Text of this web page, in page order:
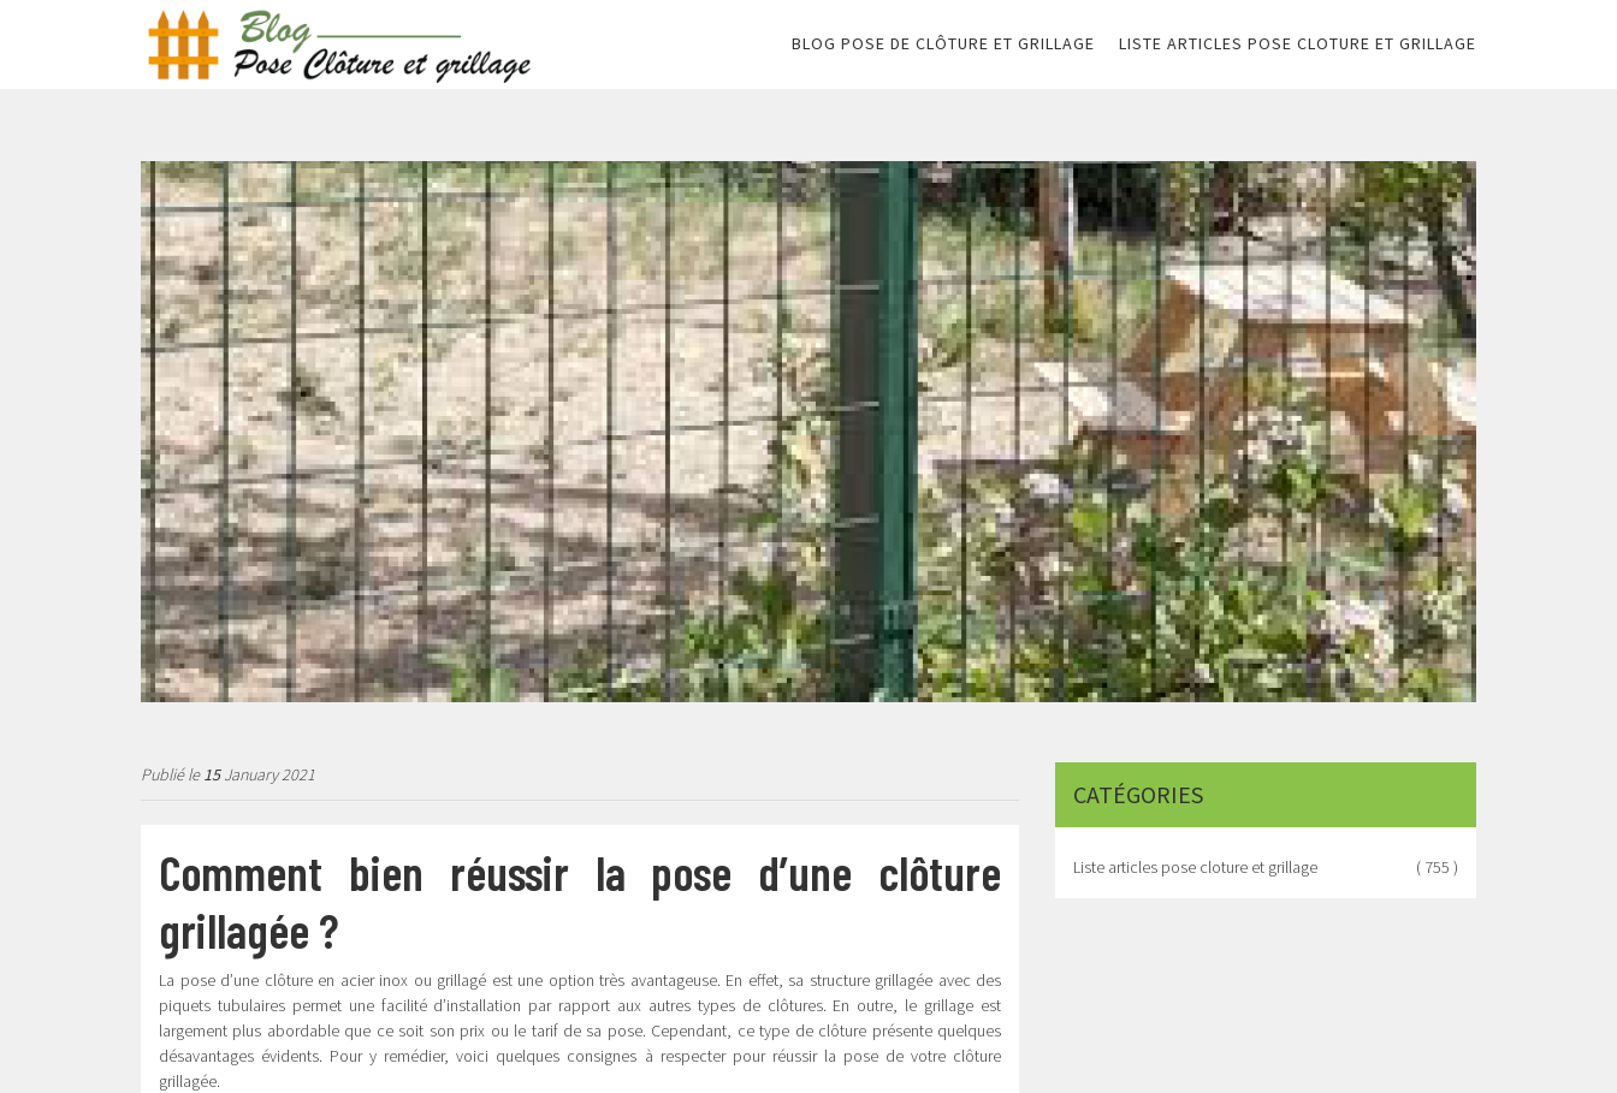
BLOG POSE DE CLÔTURE ET GRILLAGE LISTE ARTICLES POSE CLOTURE ET GRILLAGE
Publié le15January 2021
Comment bien réussir la pose d’une clôture
grillagée ?
La pose d’une clôture en acier inox ou grillagé est une option très avantageuse. En effet, sa structure grillagée avec des
piquets tubulaires permet une facilité d’installation par rapport aux autres types de clôtures. En outre, le grillage est
largement plus abordable que ce soit son prix ou le tarif de sa pose. Cependant, ce type de clôture présente quelques
désavantages évidents. Pour y remédier, voici quelques consignes à respecter pour réussir la pose de votre clôture
grillagée.
CATÉGORIES
Liste articles pose cloture et grillage ( 755 )